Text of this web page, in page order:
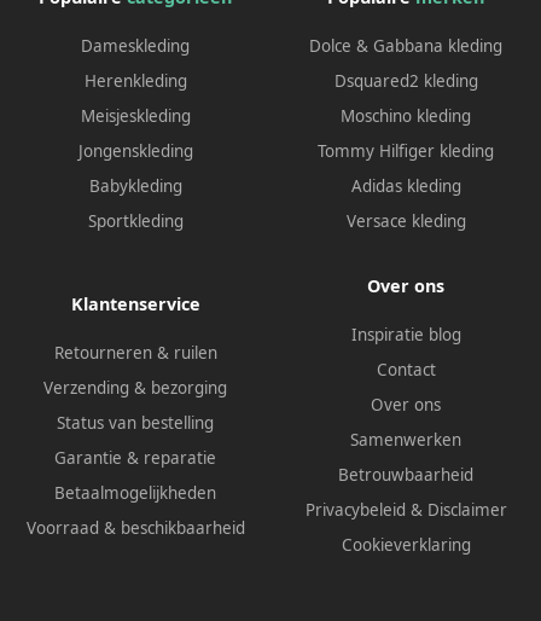
Dameskleding
Herenkleding
Meisjeskleding
Jongenskleding
Babykleding
Sportkleding
Dolce & Gabbana kleding
Dsquared2 kleding
Moschino kleding
Tommy Hilfiger kleding
Adidas kleding
Versace kleding
Klantenservice
Retourneren & ruilen
Verzending & bezorging
Status van bestelling
Garantie & reparatie
Betaalmogelijkheden
Voorraad & beschikbaarheid
Over ons
Inspiratie blog
Contact
Over ons
Samenwerken
Betrouwbaarheid
Privacybeleid & Disclaimer
Cookieverklaring